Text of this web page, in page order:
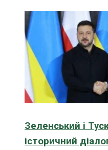
Зеленський і
історичний